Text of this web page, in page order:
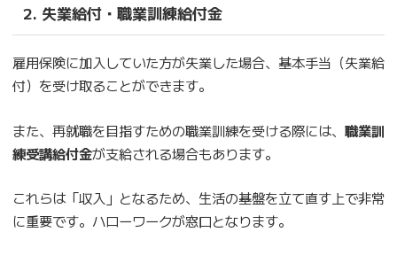
2. 失業給付・職業訓練給付金
雇用保険に加入していた方が失業した場合、基本手当（失業給
付）を受け取ることができます。
また、再就職を目指すための職業訓練を受ける際には、 職業訓
練受講給付金が支給される場合もあります。
これらは「収入」となるため、生活の基盤を立て直す上で非常
に重要です。ハローワークが窓口となります。